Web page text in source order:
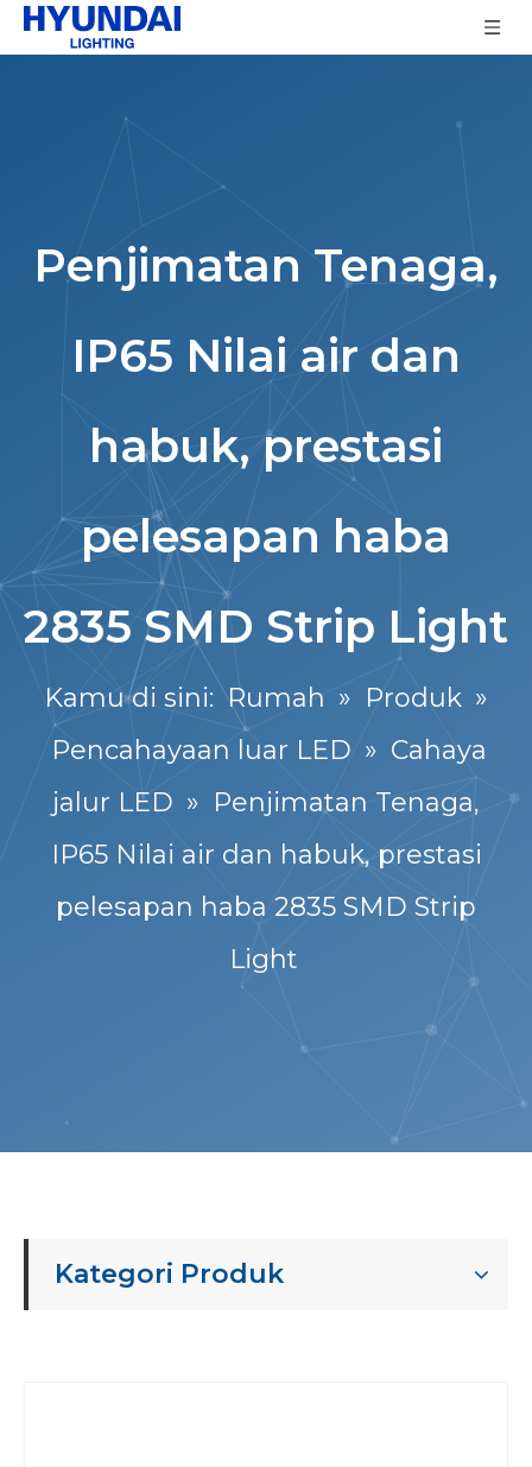
Penjimatan Tenaga,
IP65 Nilai air dan
habuk, prestasi
pelesapan haba
2835 SMD Strip Light
Kamu di sini: Rumah » Produk »
Pencahayaan luar LED » Cahaya
jalur LED » Penjimatan Tenaga,
IP65 Nilai air dan habuk, prestasi
pelesapan haba 2835 SMD Strip
Light
Kategori Produk